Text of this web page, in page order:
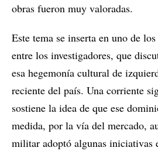
obras fueron muy valoradas.
Este tema se inserta en uno de
entre los investigadores, que
esa hegemonía cultural de
reciente del país. Una corriente
sostiene la idea de que ese
medida, por la vía del mercado,
militar adoptó algunas iniciativas